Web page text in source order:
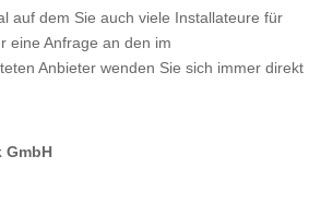
auf dem Sie auch viele Installateure für
eine Anfrage an den im
Anbieter wenden Sie sich immer direkt
GmbH